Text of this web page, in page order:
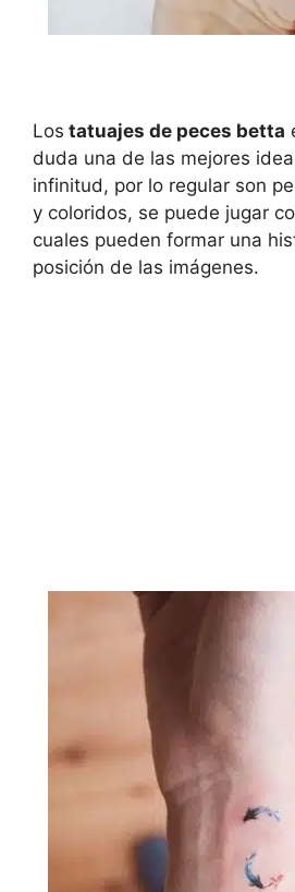
Los tatuajes de peces betta
duda una de las mejores
infinitud, por lo regular son
y coloridos, se puede jugar
cuales pueden formar una
posición de las imágenes.